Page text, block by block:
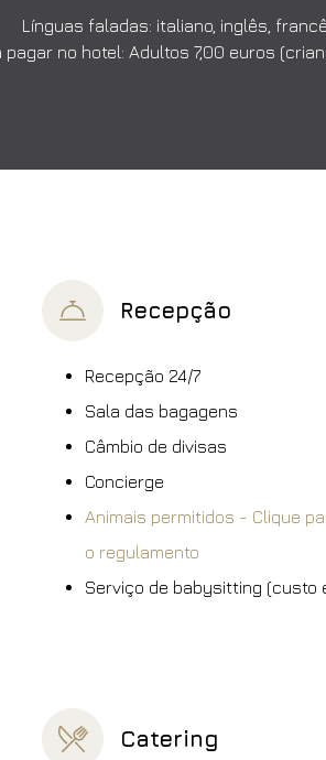
Línguas faladas: italiano, inglês,
no hotel: Adultos 7,00 euros
Recepção
Recepção 24/7
Sala das bagagens
Câmbio de divisas
Concierge
Animais permitidos - Clique
o regulamento
Serviço de babysitting (custo
Catering